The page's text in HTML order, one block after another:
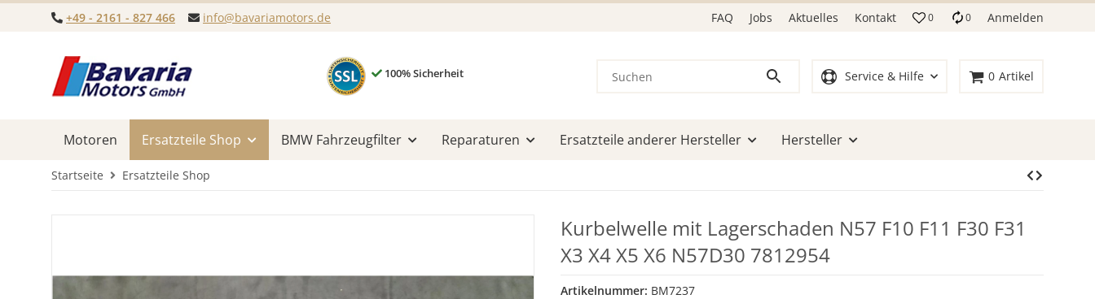
+49 - 2161 - 827 466 info@bavariamotors.de FAQ Jobs Aktuelles Kontakt 0 0 Anmelden
100% Sicherheit Service & Hilfe 0 Artikel
Motoren Ersatzteile Shop BMW Fahrzeugfilter Reparaturen Ersatzteile anderer Hersteller Hersteller
Startseite Ersatzteile Shop
Kurbelwelle mit Lagerschaden N57 F10 F11 F30 F31
X3 X4 X5 X6 N57D30 7812954
Artikelnummer: BM7237